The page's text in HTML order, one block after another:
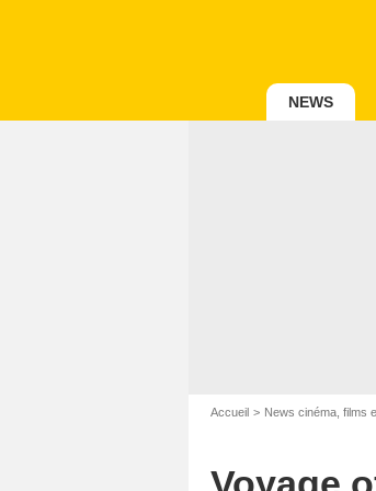
NEWS
Accueil News cinéma, films